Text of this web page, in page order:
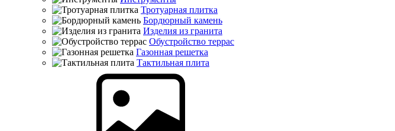
Тротуарная плитка
Бордюрный камень
Изделия из гранита
Обустройство террас
Газонная решетка
Тактильная плита